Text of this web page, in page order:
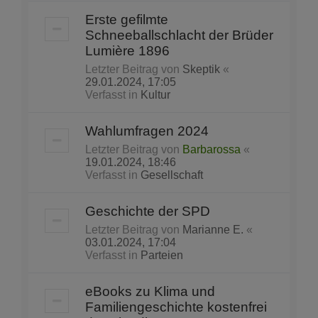
Erste gefilmte
Schneeballschlacht der Brüder
Lumière 1896
Letzter Beitrag von Skeptik «
29.01.2024, 17:05
Verfasst in Kultur
Wahlumfragen 2024
Letzter Beitrag von Barbarossa «
19.01.2024, 18:46
Verfasst in Gesellschaft
Geschichte der SPD
Letzter Beitrag von Marianne E. «
03.01.2024, 17:04
Verfasst in Parteien
eBooks zu Klima und
Familiengeschichte kostenfrei